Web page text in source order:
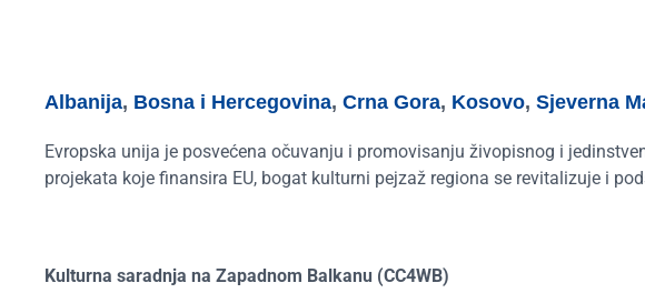
Albanija, Bosna i Hercegovina, Crna Gora, Kosovo, Sjeverna
Evropska unija je posvećena očuvanju i promovisanju živopisnog i
projekata koje finansira EU, bogat kulturni pejzaž regiona se revitalizuje i
Kulturna saradnja na Zapadnom Balkanu (CC4WB)